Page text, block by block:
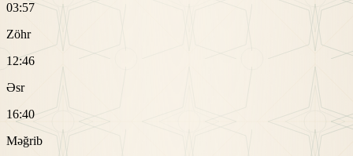
03:57
Zöhr
12:46
Əsr
16:40
Məğrib